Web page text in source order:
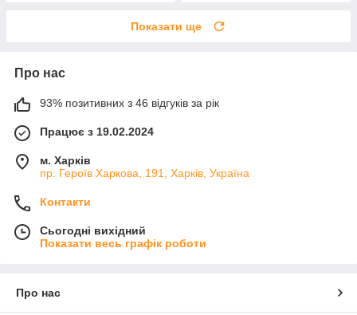
Показати ще
Про нас
93% позитивних з 46 відгуків за рік
Працює з 19.02.2024
м. Харків
пр. Героїв Харкова, 191, Харків, Україна
Контакти
Сьогодні вихідний
Показати весь графік роботи
Про нас